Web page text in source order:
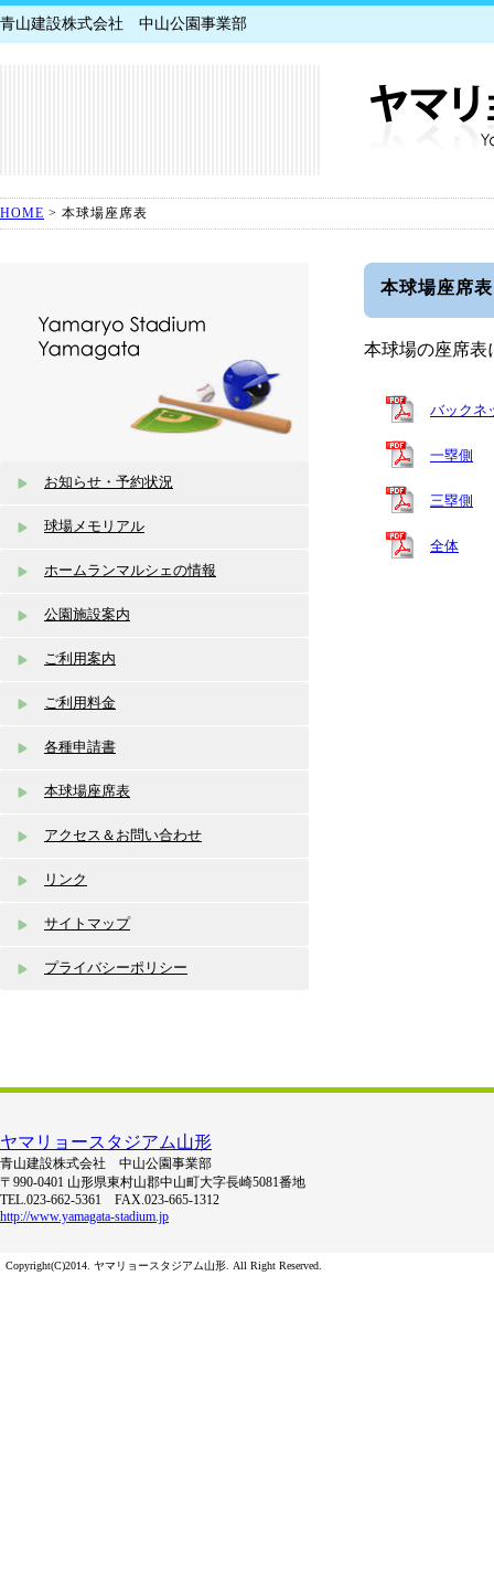
青山建設株式会社 中山公園事業部
HOME > 本球場座席表
お知らせ・予約状況
球場メモリアル
ホームランマルシェの情報
公園施設案内
ご利用案内
ご利用料金
各種申請書
本球場座席表
アクセス＆お問い合わせ
リンク
サイトマップ
プライバシーポリシー
本球場座席表
本球場の座席表
バックネ
一塁側
三塁側
全体
ヤマリョースタジアム山形
青山建設株式会社 中山公園事業部
〒990-0401 山形県東村山郡中山町大字長崎5081番地
TEL.023-662-5361 FAX.023-665-1312
http://www.yamagata-stadium.jp
Copyright(C)2014. ヤマリョースタジアム山形. All Right Reserved.